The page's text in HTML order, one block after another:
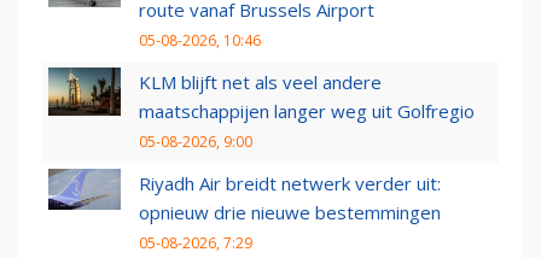
route vanaf Brussels Airport
05-08-2026, 10:46
KLM blijft net als veel andere
maatschappijen langer weg uit Golfregio
05-08-2026, 9:00
Riyadh Air breidt netwerk verder uit:
opnieuw drie nieuwe bestemmingen
05-08-2026, 7:29